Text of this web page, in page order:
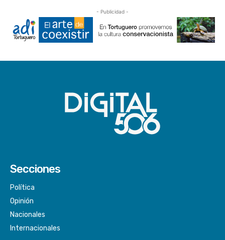
- Publicidad -
Secciones
Política
Opinión
Nacionales
Internacionales